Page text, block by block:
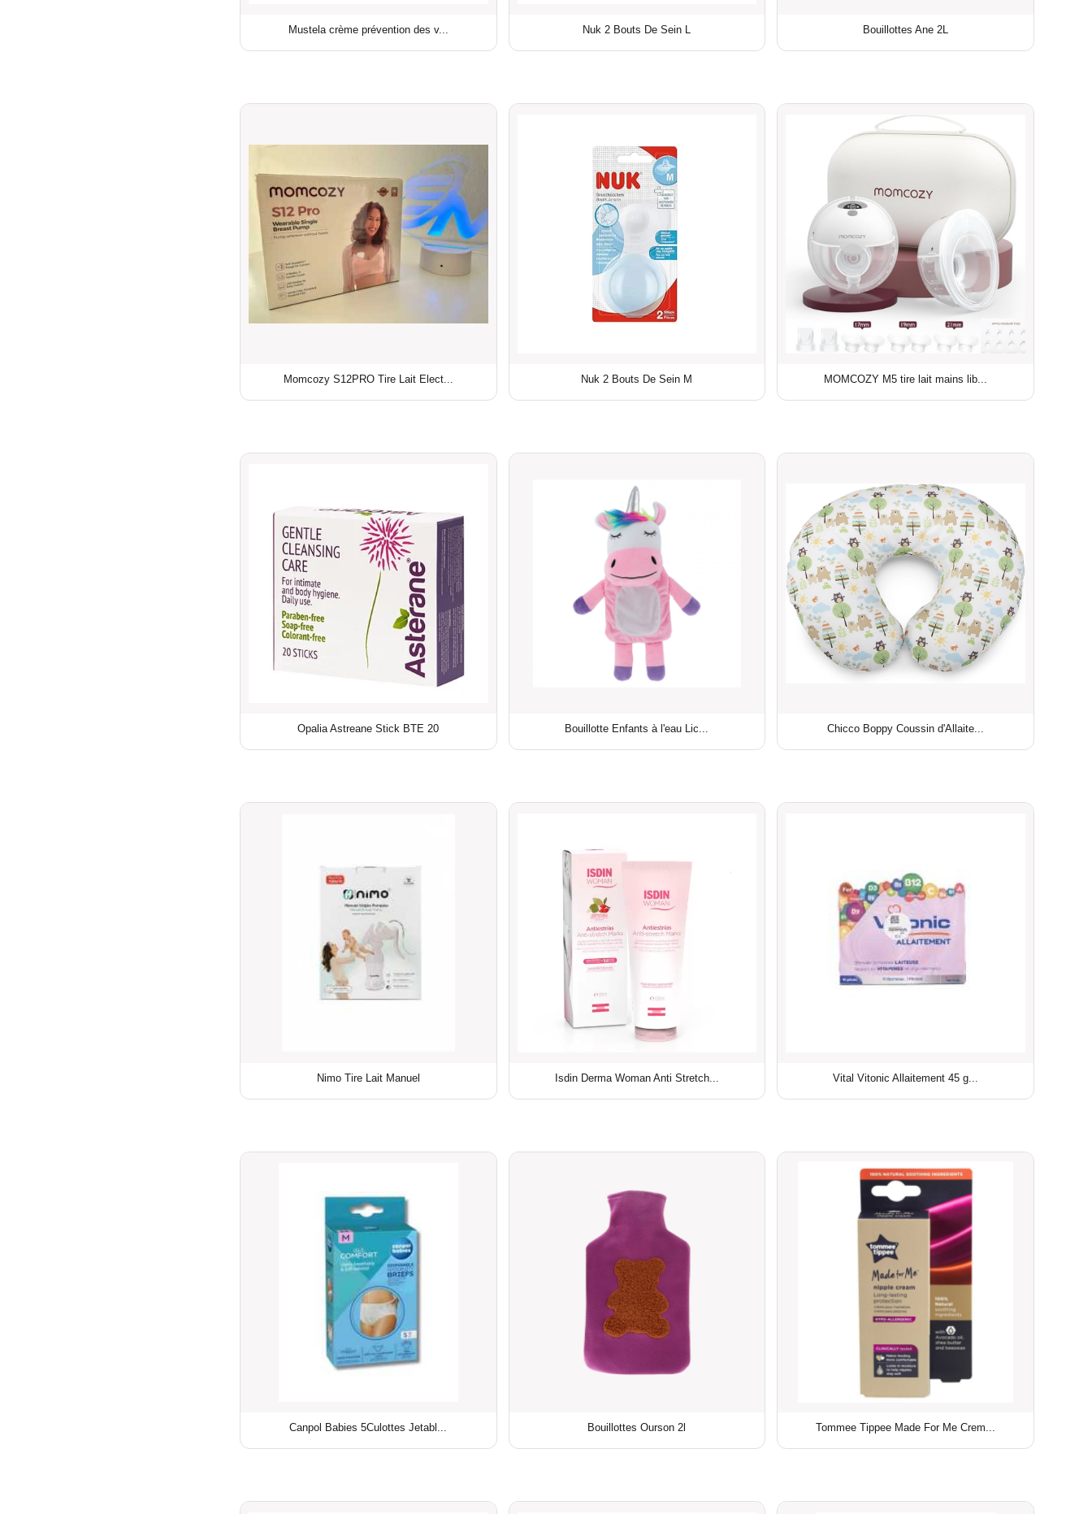
Mustela crème prévention des v... Nuk 2 Bouts De Sein L Bouillottes Ane 2L
Momcozy S12PRO Tire Lait Elect... Nuk 2 Bouts De Sein M MOMCOZY M5 tire lait mains lib...
Opalia Astreane Stick BTE 20 Bouillotte Enfants à l'eau Lic... Chicco Boppy Coussin d'Allaite...
Nimo Tire Lait Manuel Isdin Derma Woman Anti Stretch... Vital Vitonic Allaitement 45 g...
Canpol Babies 5Culottes Jetabl... Bouillottes Ourson 2l Tommee Tippee Made For Me Crem...